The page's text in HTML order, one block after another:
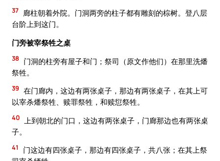
37 廊柱朝着外院。门洞两旁的柱子都有雕刻的棕树。登八层
台阶上到这门。
门旁被宰祭牲之桌
38
门洞的柱旁有屋子和门；祭司（原文作他们）在那里洗燔
祭牲。
39 在门廊内，这边有两张桌子，那边有两张桌子，在其上可
以宰杀燔祭牲、赎罪祭牲，和赎愆祭牲。
40
上到朝北的门口，这边有两张桌子，门廊那边也有两张桌
子。
41
门这边有四张桌子，那边有四张桌子，共八张；在其上祭